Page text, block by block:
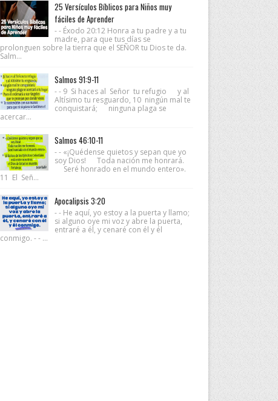
25 Versículos Bíblicos para Niños muy
fáciles de Aprender
- - Éxodo 20:12 Honra a tu padre y a tu
madre, para que tus días se
prolonguen sobre la tierra que el SEÑOR tu Dios te da.
Salm...
Salmos 91:9-11
- - 9 Si haces al Señor tu refugio y al
Altísimo tu resguardo, 10 ningún mal te
conquistará; ninguna plaga se
acercar...
Salmos 46:10-11
- - «¡Quédense quietos y sepan que yo
soy Dios! Toda nación me honrará.
Seré honrado en el mundo entero».
11 El Señ...
Apocalipsis 3:20
- - He aquí, yo estoy a la puerta y llamo;
si alguno oye mi voz y abre la puerta,
entraré a él, y cenaré con él y él
conmigo. - - ...